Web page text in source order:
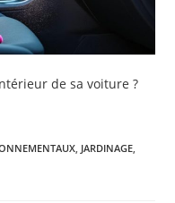
de sa voiture ?
JARDINAGE